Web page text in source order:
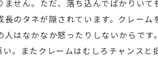
せん。ただ、落ち込んでばかりいて
のタネが隠されています。クレーム
はなかなか怒ったりしないからです。
。またクレームはむしろチャンスと